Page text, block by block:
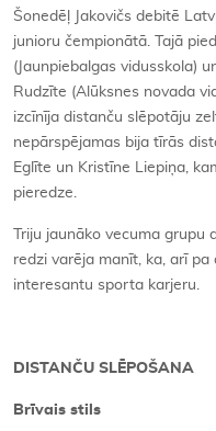
Šonedēļ Jakovičs debitē
junioru čempionātā. Tajā
(Jaunpiebalgas vidusskola)
Rudzīte (Alūksnes novada
izcīnīja distanču slēpotāju
nepārspējamas bija tīrās
Eglīte un Kristīne Liepiņa,
pieredze.
Triju jaunāko vecuma grupu
redzi varēja manīt, ka, arī
interesantu sporta karjeru.
DISTANČU SLĒPOŠANA
Brīvais stils